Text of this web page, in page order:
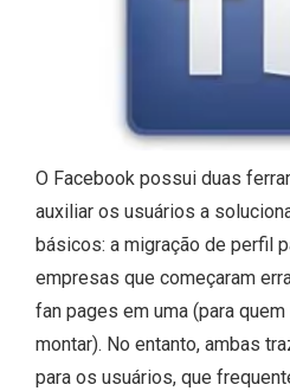
O Facebook possui duas
auxiliar os usuários a
básicos: a migração de perfil
empresas que começaram
fan pages em uma (para
montar). No entanto, ambas
para os usuários, que